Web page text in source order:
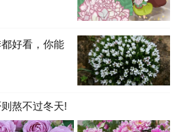
好看，你能
熬不过冬天!